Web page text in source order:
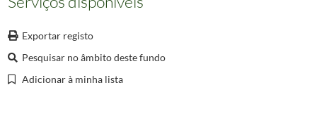
000061Palácio Nacional de Queluz (Portugal) - Sala do Trono
000063 Portugal - Sintra - Castelo de Monserrate
(...)
Exportar registo
Pesquisar no âmbito deste fundo
Adicionar à minha lista